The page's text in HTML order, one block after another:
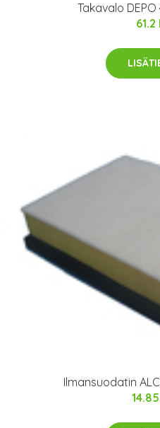
Takavalo DEPO
61.2
Ilmansuodatin